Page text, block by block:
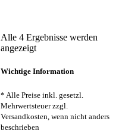
Alle 4 Ergebnisse werden
angezeigtNach
sortiert
Wichtige Information
* Alle Preise inkl. gesetzl.
Mehrwertsteuer zzgl.
Versandkosten, wenn nicht anders
beschrieben